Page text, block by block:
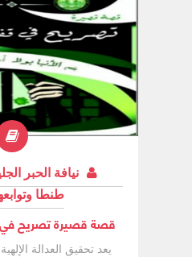
نيافة الحبر
طنطا
قصة قصيرة تصريح
يعد تحقيق العدالة